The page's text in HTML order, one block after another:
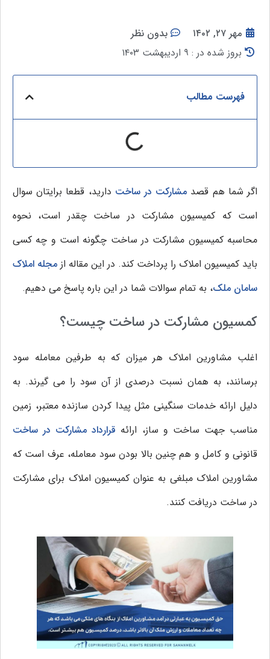
مهر ۲۷, ۱۴۰۲
بدون نظر
بروز شده در : ۹ اردیبهشت ۱۴۰۳
فهرست مطالب
اگر شما هم قصد مشارکت در ساخت دارید، قطعا برایتان سوال
است که کمیسیون مشارکت در ساخت چقدر است، نحوه
محاسبه کمیسیون مشارکت در ساخت چگونه است و چه کسی
باید کمیسیون املاک را پرداخت کند. در این مقاله از مجله املاک
سامان ملک، به تمام سوالات شما در این باره پاسخ می دهیم.
کمسیون مشارکت در ساخت چیست؟
اغلب مشاورین املاک هر میزان که به طرفین معامله سود
برسانند، به همان نسبت درصدی از آن سود را می گیرند. به
دلیل ارائه خدمات سنگینی مثل پیدا کردن سازنده معتبر، زمین
مناسب جهت ساخت و ساز، ارائه قرارداد مشارکت در ساخت
قانونی و کامل و هم چنین بالا بودن سود معامله، عرف است که
مشاورین املاک مبلغی به عنوان کمیسیون املاک برای مشارکت
در ساخت دریافت کنند.